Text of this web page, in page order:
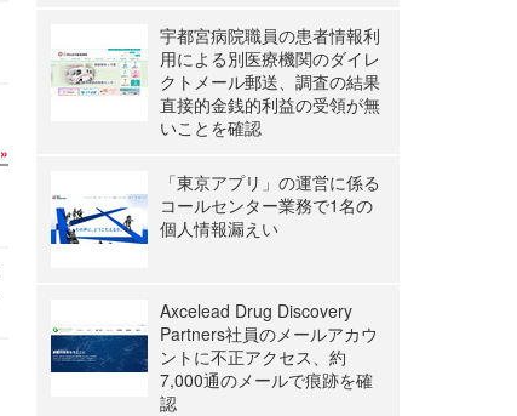
宇都宮病院職員の患者情報利
用による別医療機関のダイレ
クトメール郵送、調査の結果
直接的金銭的利益の受領が無
いことを確認
「東京アプリ」の運営に係る
コールセンター業務で1名の
個人情報漏えい
Axcelead Drug Discovery
Partners社員のメールアカウ
ントに不正アクセス、約
7,000通のメールで痕跡を確
認